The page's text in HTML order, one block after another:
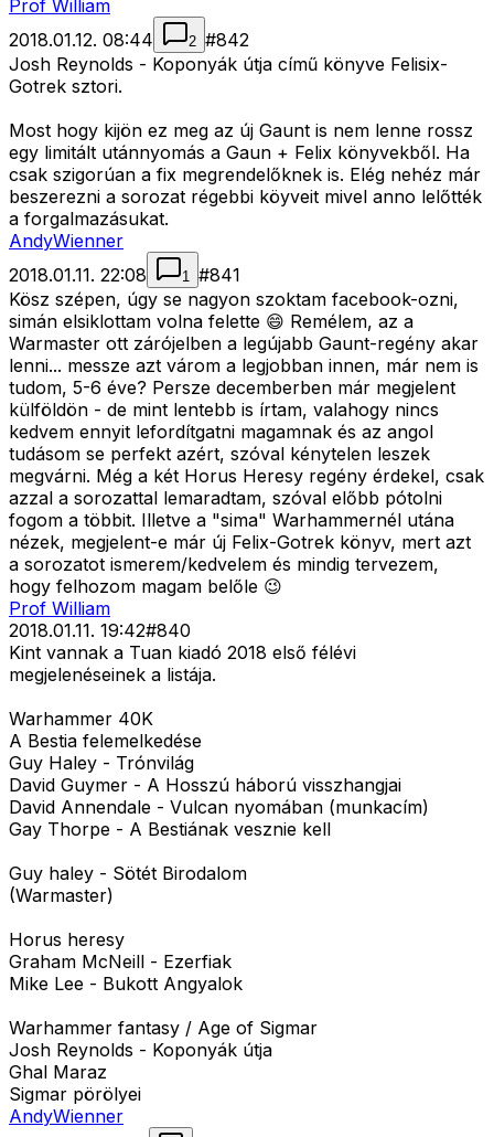
Prof William
2018.01.12. 08:44
2 #842
Josh Reynolds - Koponyák útja című könyve Felisix-
Gotrek sztori.
Most hogy kijön ez meg az új Gaunt is nem lenne rossz
egy limitált utánnyomás a Gaun + Felix könyvekből. Ha
csak szigorúan a fix megrendelőknek is. Elég nehéz már
beszerezni a sorozat régebbi köyveit mivel anno lelőtték
a forgalmazásukat.
AndyWienner
2018.01.11. 22:08
1 #841
Kösz szépen, úgy se nagyon szoktam facebook-ozni,
simán elsiklottam volna felette 😄 Remélem, az a
Warmaster ott zárójelben a legújabb Gaunt-regény akar
lenni... messze azt várom a legjobban innen, már nem is
tudom, 5-6 éve? Persze decemberben már megjelent
külföldön - de mint lentebb is írtam, valahogy nincs
kedvem ennyit lefordítgatni magamnak és az angol
tudásom se perfekt azért, szóval kénytelen leszek
megvárni. Még a két Horus Heresy regény érdekel, csak
azzal a sorozattal lemaradtam, szóval előbb pótolni
fogom a többit. Illetve a "sima" Warhammernél utána
nézek, megjelent-e már új Felix-Gotrek könyv, mert azt
a sorozatot ismerem/kedvelem és mindig tervezem,
hogy felhozom magam belőle 😉
Prof William
2018.01.11. 19:42#840
Kint vannak a Tuan kiadó 2018 első félévi
megjelenéseinek a listája.
Warhammer 40K
A Bestia felemelkedése
Guy Haley - Trónvilág
David Guymer - A Hosszú háború visszhangjai
David Annendale - Vulcan nyomában (munkacím)
Gay Thorpe - A Bestiának vesznie kell
Guy haley - Sötét Birodalom
(Warmaster)
Horus heresy
Graham McNeill - Ezerfiak
Mike Lee - Bukott Angyalok
Warhammer fantasy / Age of Sigmar
Josh Reynolds - Koponyák útja
Ghal Maraz
Sigmar pörölyei
AndyWienner